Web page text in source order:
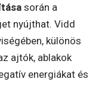
során a
nyújthat. Vidd
különös
ajtók, ablakok
energiákat és